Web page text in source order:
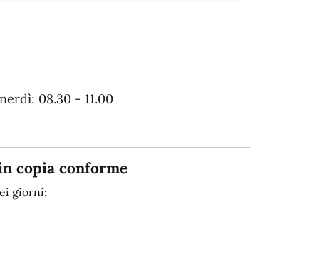
08.30 - 11.00
copia conforme
giorni: